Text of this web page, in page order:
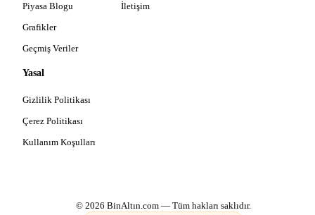
Piyasa Blogu
Grafikler
Geçmiş Veriler
İletişim
Yasal
Gizlilik Politikası
Çerez Politikası
Kullanım Koşulları
© 2026 BinAltın.com— Tüm hakları saklıdır.